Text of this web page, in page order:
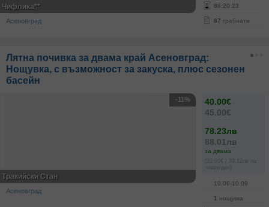
88:20:23
87 грабнати
Чифлика**
Асеновград
Лятна почивка за двама край Асеновград:
Нощувка, с възможност за закуска, плюс сезонен
басейн
40.00€
45.00€
78.23лв
88.01лв
за двама
(20.00€ / 39.12лв на
човек/ден)
10.06-10.09
1 нощувка
-11%
Тракийски Стан
Асеновград